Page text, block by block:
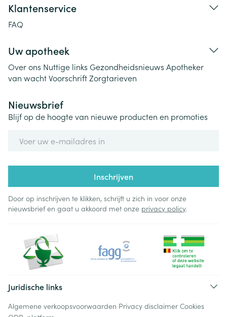
Klantenservice
FAQ
Uw apotheek
Over ons Nuttige links Gezondheidsnieuws Apotheker
van wachtVoorschriftZorgtarieven
Nieuwsbrief
Blijf op de hoogte van nieuwe producten en promoties
Inschrijven
Door op inschrijven te klikken, schrijft u zich in voor onze
nieuwsbrief en gaat u akkoord met onze privacy policy.
Juridische links
Algemene verkoopsvoorwaarden Privacy disclaimer Cookies